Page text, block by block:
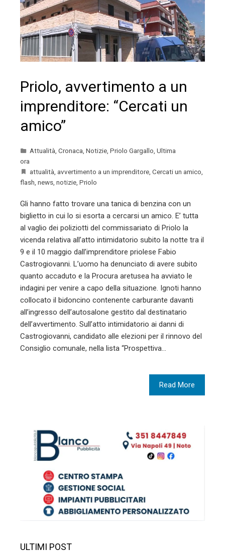
Priolo, avvertimento a un
imprenditore: “Cercati un
amico”
Attualità, Cronaca, Notizie, Priolo Gargallo, Ultima
ora
attualità, avvertimento a un imprenditore, Cercati un amico,
flash, news, notizie, Priolo
Gli hanno fatto trovare una tanica di benzina con un
biglietto in cui lo si esorta a cercarsi un amico. E’ tutta
al vaglio dei poliziotti del commissariato di Priolo la
vicenda relativa all’atto intimidatorio subito la notte tra il
9 e il 10 maggio dall’imprenditore priolese Fabio
Castrogiovanni. L’uomo ha denunciato di avere subito
quanto accaduto e la Procura aretusea ha avviato le
indagini per venire a capo della situazione. Ignoti hanno
collocato il bidoncino contenente carburante davanti
all’ingresso dell’autosalone gestito dal destinatario
dell’avvertimento. Sull’atto intimidatorio ai danni di
Castrogiovanni, candidato alle elezioni per il rinnovo del
Consiglio comunale, nella lista “Prospettiva…
Read More
ULTIMI POST